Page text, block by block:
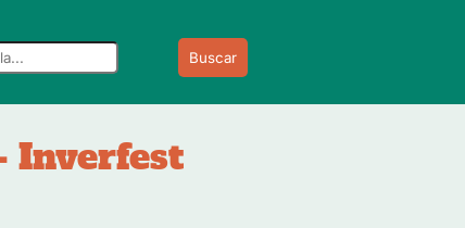
Buscar
Inverfest